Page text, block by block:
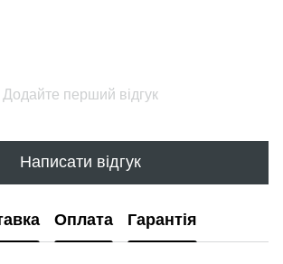
Додайте перший відгук
Написати відгук
Оплата Гарантія